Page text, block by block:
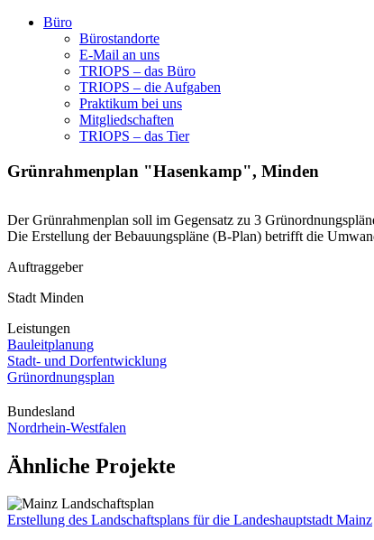
Büro
Bürostandorte
E-Mail an uns
TRIOPS – das Büro
TRIOPS – die Aufgaben
Praktikum bei uns
Mitgliedschaften
TRIOPS – das Tier
Grünrahmenplan "Hasenkamp", Minden
Der Grünrahmenplan soll im Gegensatz zu 3
Die Erstellung der Bebauungspläne (B-Plan) betrifft die
Auftraggeber
Stadt Minden
Leistungen
Bauleitplanung
Stadt- und Dorfentwicklung
Grünordnungsplan
Bundesland
Nordrhein-Westfalen
Ähnliche Projekte
Erstellung des Landschaftsplans für die Landeshauptstadt Mainz